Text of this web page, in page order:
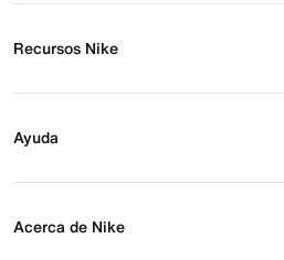
Recursos Nike
Regístrate para recibir correos
Ayuda
Preguntas frecuentes
Acerca de Nike